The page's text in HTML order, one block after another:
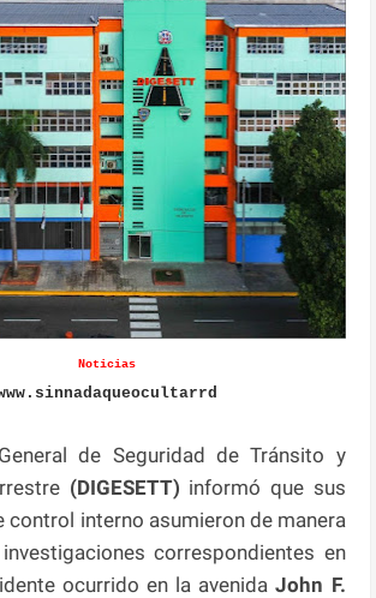
Noticias
de Seguridad de Tránsito y
(DIGESETT) informó que sus
control interno asumieron de manera
correspondientes en
ocurrido en la avenida John F.